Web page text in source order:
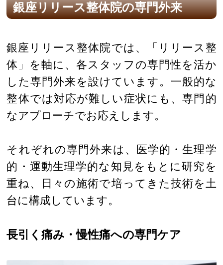
銀座リリース整体院の専門外来
銀座リリース整体院では、「リリース整
体」を軸に、各スタッフの専門性を活か
した専門外来を設けています。一般的な
整体では対応が難しい症状にも、専門的
なアプローチでお応えします。
それぞれの専門外来は、医学的・生理学
的・運動生理学的な知見をもとに研究を
重ね、日々の施術で培ってきた技術を土
台に構成しています。
長引く痛み・慢性痛への専門ケア